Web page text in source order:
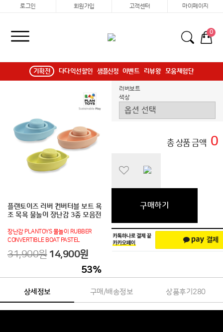
로그인 회원가입 고객센터 마이페이지
0
기획전 다다익선할인 샘플신청 이벤트 리뷰왕 모움체험단
플랜토이즈 러버 컨버터블 보트 욕
조 목욕 물놀이 장난감 3종 모음전
장난감 PLANTOYS 물놀이 RUBBER
CONVERTIBLE BOAT PASTEL
31,900원 14,900원
53%
러버보트
색상
총 상품 금액 0
구매하기
상세정보 구매/배송정보 상품후기 280